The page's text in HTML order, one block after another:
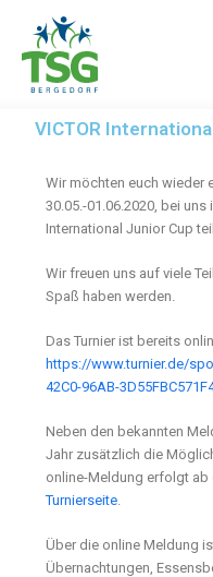
VICTOR
Wir möchten euch wieder
30.05.-01.06.2020, bei
International Junior Cup
Wir freuen uns auf viele
Spaß haben werden.
Das Turnier ist bereits
https://www.turnier.de/
42C0-96AB-
Neben den bekannten
Jahr zusätzlich die
online-Meldung erfolgt ab
Turnierseite.
Über die online Meldung
Übernachtungen,